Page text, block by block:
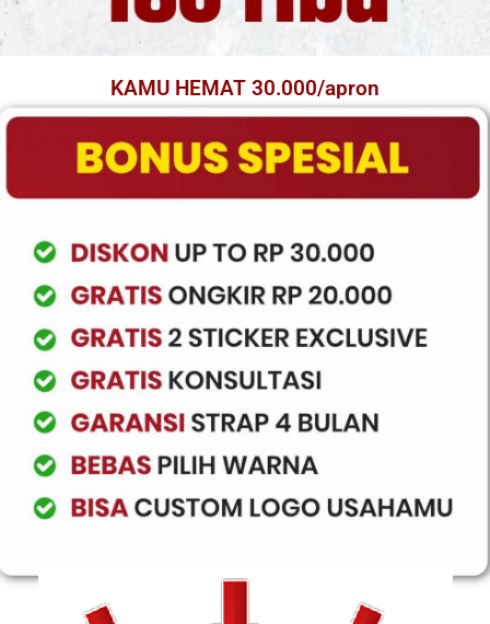
KAMU HEMAT 30.000/apron